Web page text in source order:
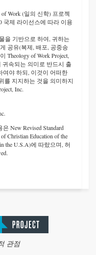
of Work (일의 신학) 프로젝
국제 라이선스에 따라 이용
을 기반으로 하여, 귀하는
공유(복제, 배포, 공중송
Theology of Work Project,
속되는 의미로 반드시 출
여야 하되, 이것이 어떠한
를 지지하는 것을 의미하지
Inc.
New Revised Standard
Christian Education of the
the U.S.A)에 따랐으며, 허
관점